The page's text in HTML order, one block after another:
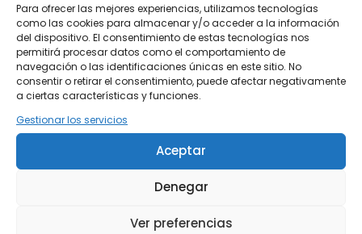
Para ofrecer las mejores experiencias, utilizamos tecnologías
como las cookies para almacenar y/o acceder a la información
del dispositivo. El consentimiento de estas tecnologías nos
permitirá procesar datos como el comportamiento de
navegación o las identificaciones únicas en este sitio. No
consentir o retirar el consentimiento, puede afectar negativamente
a ciertas características y funciones.
Gestionar los servicios
Aceptar
Denegar
Ver preferencias
7 SEP - 16 SEP 2026
Desde €1.034
8 SEP - 17 SEP 2026
9 SEP - 18 SEP 2026
Desde €1.002
Desde €1.002
DESTACADOS
Découverte des Cyclades plongé
dans le rêve insulaire
méditerranéen,
3 îles pour allier culture;
paysages idylliques et